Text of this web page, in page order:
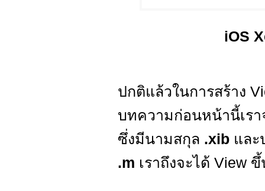
iOS
ปกติแล้วในการสร้าง
บทความก่อนหน้านี้เร
ซึ่งมีนามสกุล .xib และ
.m เราถึงจะได้ View